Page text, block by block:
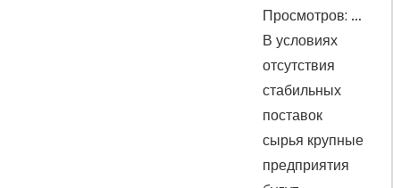
Просмотров: …
В условиях
отсутствия
стабильных
поставок
сырья крупные
предприятия